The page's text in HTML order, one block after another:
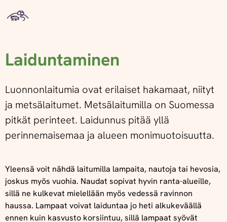
Laiduntaminen
Luonnonlaitumia ovat erilaiset hakamaat, niityt
ja metsälaitumet. Metsälaitumilla on Suomessa
pitkät perinteet. Laidunnus pitää yllä
perinnemaisemaa ja alueen monimuotoisuutta.
Yleensä voit nähdä laitumilla lampaita, nautoja tai hevosia,
joskus myös vuohia. Naudat sopivat hyvin ranta-alueille,
sillä ne kulkevat mielellään myös vedessä ravinnon
haussa. Lampaat voivat laiduntaa jo heti alkukeväällä
ennen kuin kasvusto korsiintuu, sillä lampaat syövät